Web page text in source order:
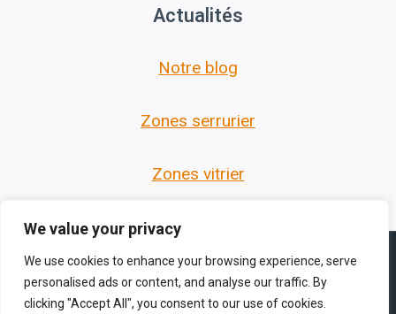
We value your privacy
We use cookies to enhance your browsing experience, serve
personalised ads or content, and analyse our traffic. By
clicking "Accept All", you consent to our use of cookies.
Actualités
Notre blog
Zones serrurier
Zones vitrier